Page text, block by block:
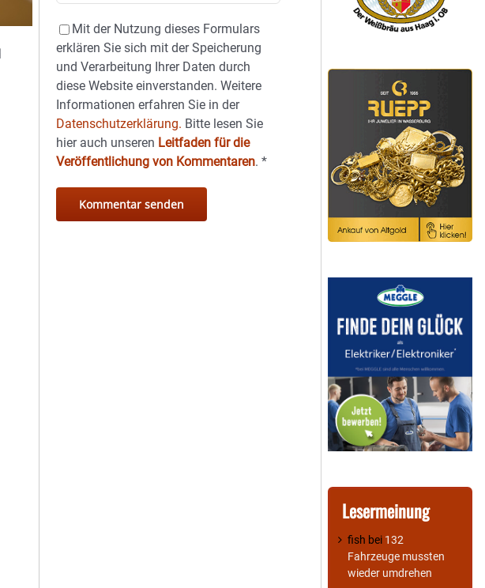
Mit der Nutzung dieses Formulars
erklären Sie sich mit der Speicherung
und Verarbeitung Ihrer Daten durch
diese Website einverstanden. Weitere
Informationen erfahren Sie in der
Datenschutzerklärung. Bitte lesen Sie
hier auch unseren Leitfaden für die
Veröffentlichung von Kommentaren.*
Lesermeinung
fish bei 132
Fahrzeuge mussten
wieder umdrehen